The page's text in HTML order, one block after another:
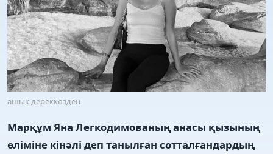
ашық дереккөзден
Марқұм Яна Легкодимованың анасы қызының
өліміне кінәлі деп танылған сотталғандардың